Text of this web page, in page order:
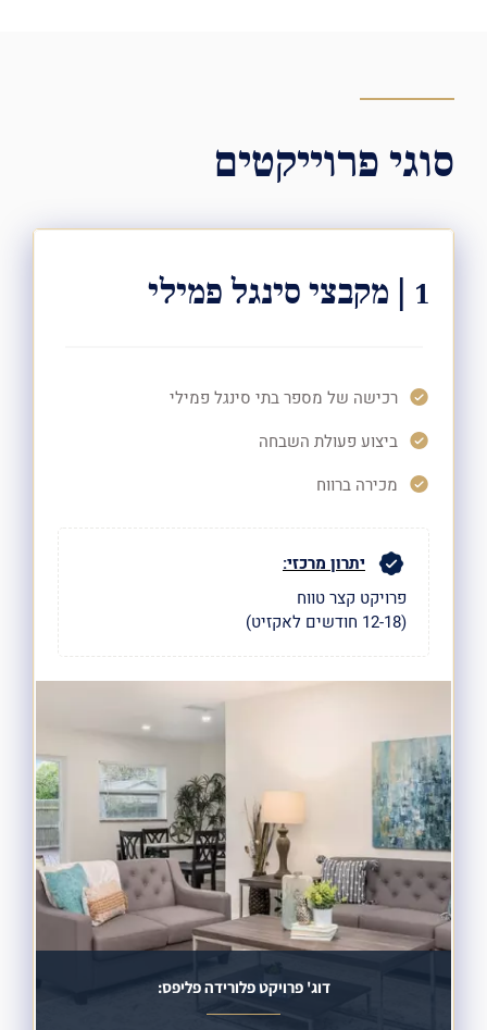
סוגי פרוייקטים
1 | מקבצי סינגל פמילי
רכישה של מספר בתי סינגל פמילי
ביצוע פעולת השבחה
מכירה ברווח
יתרון מרכזי:
פרויקט קצר טווח
(12-18 חודשים לאקזיט)
דוג' פרויקט פלורידה פליפס: